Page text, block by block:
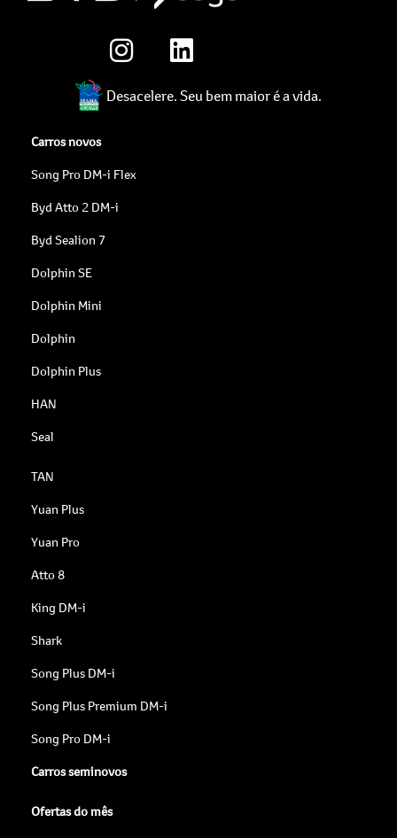
Desacelere. Seu bem maior é a vida.
Carros novos
Song Pro DM-i Flex
Byd Atto 2 DM-i
Byd Sealion 7
Dolphin SE
Dolphin Mini
Dolphin
Dolphin Plus
HAN
Seal
TAN
Yuan Plus
Yuan Pro
Atto 8
King DM-i
Shark
Song Plus DM-i
Song Plus Premium DM-i
Song Pro DM-i
Carros seminovos
Ofertas do mês